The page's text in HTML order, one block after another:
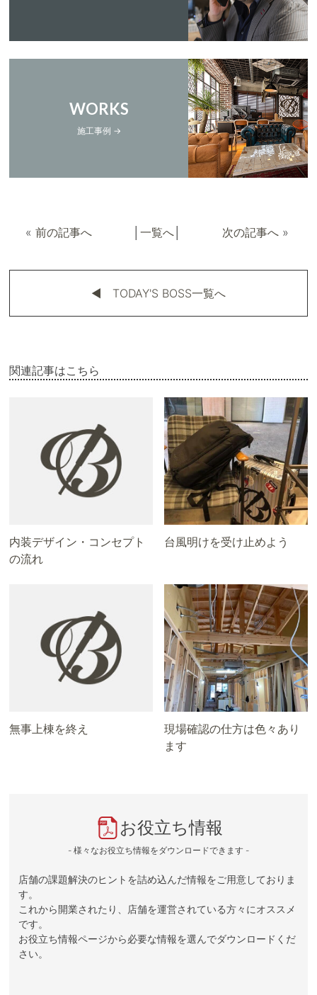
WORKS
施工事例 →
« 前の記事へ 一覧へ│ 次の記事へ»
◀︎ TODAY'S BOSS一覧へ
関連記事はこちら
内装デザイン・コンセプト
の流れ
台風明けを受け止めよう
無事上棟を終え
現場確認の仕方は色々あり
ます
お役立ち情報
- 様々なお役立ち情報をダウンロードできます -
店舗の課題解決のヒントを詰め込んだ情報をご用意しておりま
す。
これから開業されたり、店舗を運営されている方々にオススメ
です。
お役立ち情報ページから必要な情報を選んでダウンロードくだ
さい。